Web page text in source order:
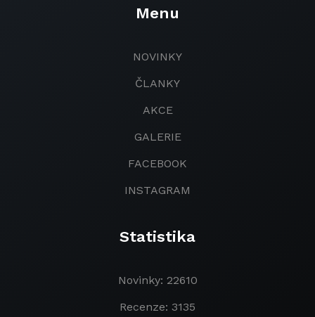
Menu
NOVINKY
ČLANKY
AKCE
GALERIE
FACEBOOK
INSTAGRAM
Statistika
Novinky: 22610
Recenze: 3135